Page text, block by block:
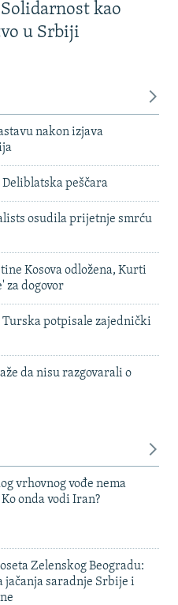
kao
u Srbiji
nakon izjava
peščara
osudila prijetnje smrću
Kosova odložena, Kurti
za dogovor
potpisale zajednički
da nisu razgovarali o
vrhovnog vođe nema
onda vodi Iran?
Zelenskog Beogradu:
jačanja saradnje Srbije i